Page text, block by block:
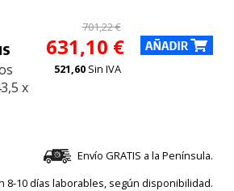
x
701,22 €
631,10 €
521,60 Sin IVA
Envío GRATIS a la Península.
8-10 días laborables, según disponibilidad.